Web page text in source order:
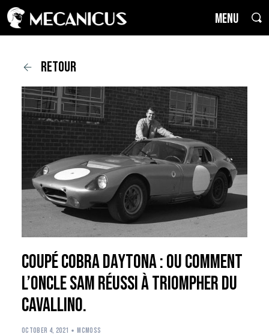
MENU
retour
Coupé Cobra Daytona : Ou comment
l’Oncle Sam réussi à triompher du
Cavallino.
OCTOBER 4, 2021 MCMOSS